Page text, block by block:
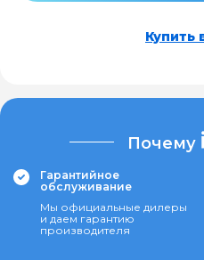
Купить
Почему
Гарантийное
обслуживание
Мы официальные дилеры
и даем гарантию
производителя